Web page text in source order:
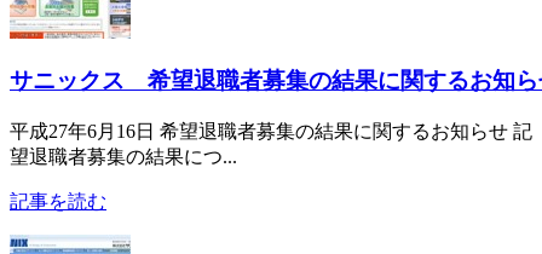
サニックス 希望退職者募集の結果に関するお知
平成27年6月16日 希望退職者募集の結果に関するお知らせ
望退職者募集の結果につ...
記事を読む